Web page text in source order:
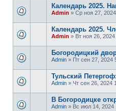
Календарь 2025.
Admin » Ср ноя 27,
Календарь 2025.
Admin » Вт ноя 26,
Богородицкий
Admin » Пт сен 27, 2024
Тульский
Admin » Чт сен 26, 2024
В Богородицке
Admin » Вс июл 14,